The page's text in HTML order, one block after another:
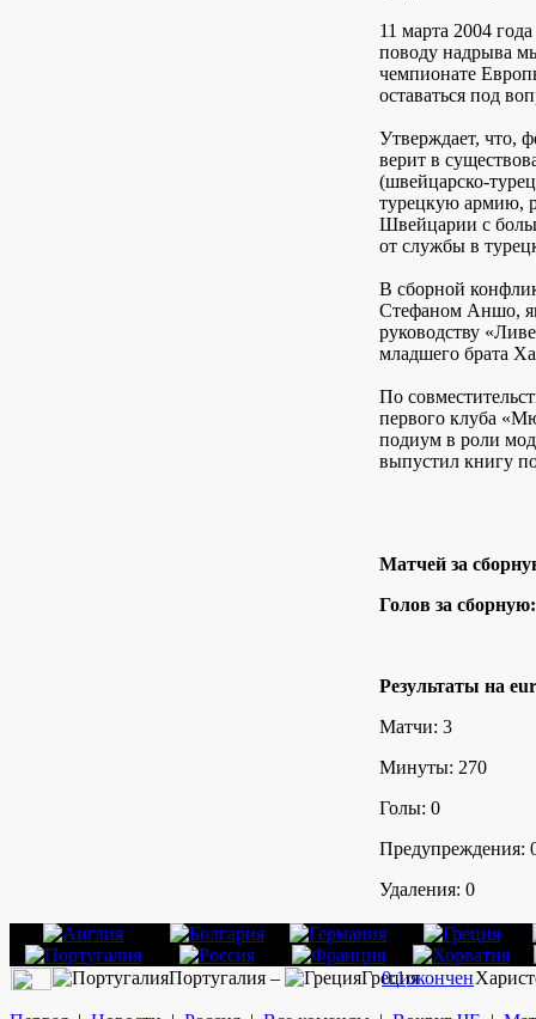
11 марта 2004
поводу надрыва
чемпионате
оставаться под
Утверждает, что,
верит в
(швейцарско-
турецкую армию,
Швейцарии с
от службы в
В сборной
Стефаном Аншо,
руководству
младшего брата
По
первого клуба
подиум в роли
выпустил книгу
Матчей за
Голов за сборную:
Результаты на
Матчи: 3
Минуты: 270
Голы: 0
Предупреждения:
Удаления: 0
Португалия – Греция
0:1окончен